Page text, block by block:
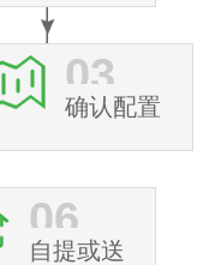
03
确认配置
06
自提或送